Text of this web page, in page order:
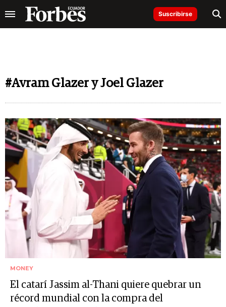
Suscribirse
#Avram Glazer y Joel Glazer
MONEY
El catarí Jassim al-Thani quiere quebrar un
récord mundial con la compra del